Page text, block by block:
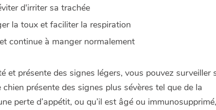
d'irriter sa trachée
la toux et faciliter la respiration
continue à manger normalement
et présente des signes légers, vous pouvez surveiller
présente des signes plus sévères tel que de la
perte d’appétit, ou qu’il est âgé ou immunosupprimé,